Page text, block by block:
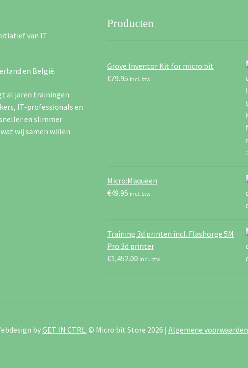
van IT
en België.
al jaren trainingen
IT-professionals en
en slimmer
wij samen willen
Producten
Grove Inventor Kit for micro:bit
€79.95 incl. btw
Micro:Maqueen
€49.95 incl. btw
Training 3d printen incl. Flashorge 5M
Pro 3d printer
€1,452.00 incl. btw
byGET IN CTRL. © Micro:bit Store 2026 | Algemene voorwaarden